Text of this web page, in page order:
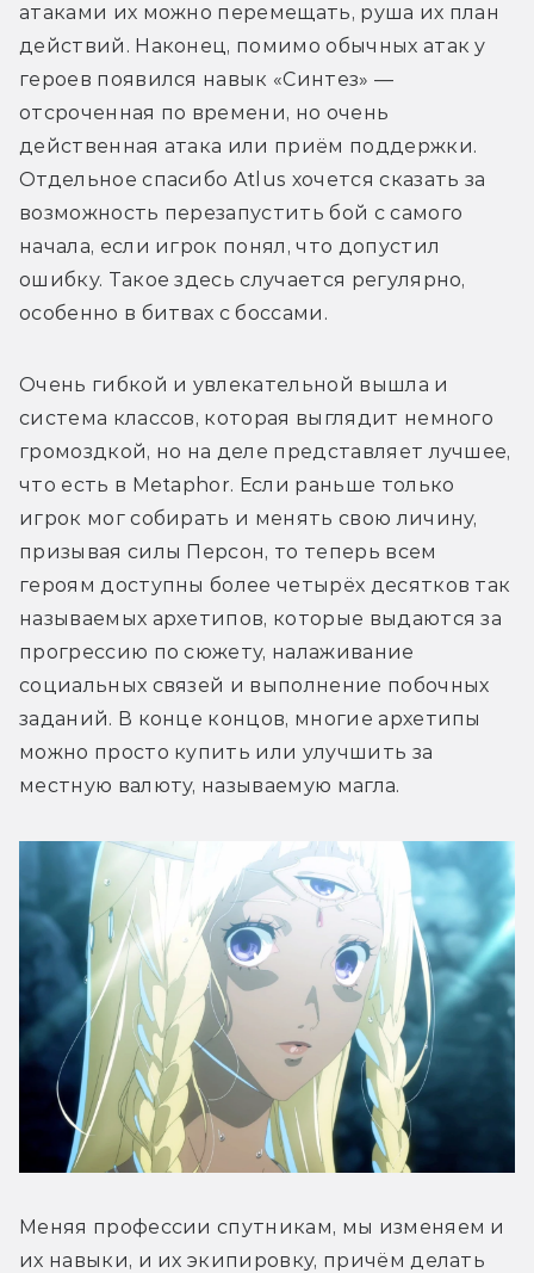
атаками их можно перемещать, руша их план
действий. Наконец, помимо обычных атак у
героев появился навык «Синтез» —
отсроченная по времени, но очень
действенная атака или приём поддержки.
Отдельное спасибо Atlus хочется сказать за
возможность перезапустить бой с самого
начала, если игрок понял, что допустил
ошибку. Такое здесь случается регулярно,
особенно в битвах с боссами.
Очень гибкой и увлекательной вышла и
система классов, которая выглядит немного
громоздкой, но на деле представляет лучшее,
что есть в Metaphor. Если раньше только
игрок мог собирать и менять свою личину,
призывая силы Персон, то теперь всем
героям доступны более четырёх десятков так
называемых архетипов, которые выдаются за
прогрессию по сюжету, налаживание
социальных связей и выполнение побочных
заданий. В конце концов, многие архетипы
можно просто купить или улучшить за
местную валюту, называемую магла.
Меняя профессии спутникам, мы изменяем и
их навыки, и их экипировку, причём делать